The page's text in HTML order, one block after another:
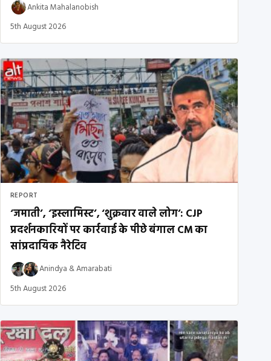
Ankita Mahalanobish
5th August 2026
REPORT
‘जमाती’, ‘इस्लामिस्ट’, ‘शुक्रवार वाले लोग’: CJP
प्रदर्शनकारियों पर कार्रवाई के पीछे बंगाल CM का
सांप्रदायिक नैरेटिव
Anindya &Amarabati
5th August 2026